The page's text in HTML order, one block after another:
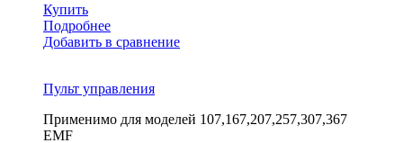
Купить
Подробнее
Добавить в сравнение
Пульт управления
Применимо для моделей 107,167,207,257,307,367
EMF